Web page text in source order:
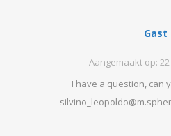
Gast
Aangemaakt op:
I have a question, can